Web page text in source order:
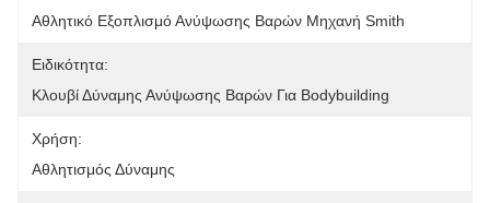
Αθλητικό Εξοπλισμό Ανύψωσης Βαρών Μηχανή Smith
Ειδικότητα:
Κλουβί Δύναμης Ανύψωσης Βαρών Για Bodybuilding
Χρήση:
Αθλητισμός Δύναμης